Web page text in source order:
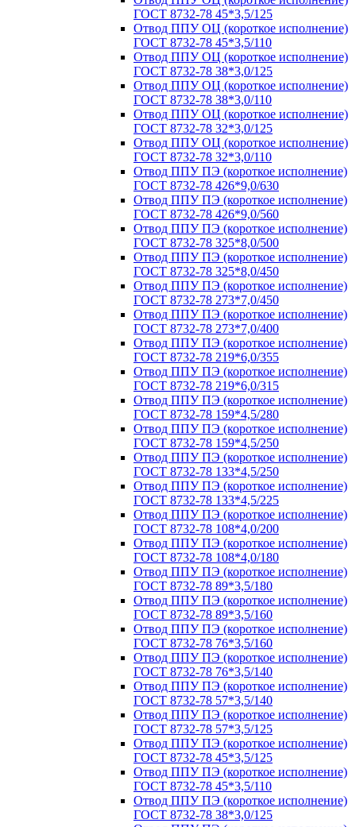
ГОСТ 8732-78 45*3,5/125
Отвод ППУ ОЦ (короткое исполнение)
ГОСТ 8732-78 45*3,5/110
Отвод ППУ ОЦ (короткое исполнение)
ГОСТ 8732-78 38*3,0/125
Отвод ППУ ОЦ (короткое исполнение)
ГОСТ 8732-78 38*3,0/110
Отвод ППУ ОЦ (короткое исполнение)
ГОСТ 8732-78 32*3,0/125
Отвод ППУ ОЦ (короткое исполнение)
ГОСТ 8732-78 32*3,0/110
Отвод ППУ ПЭ (короткое исполнение)
ГОСТ 8732-78 426*9,0/630
Отвод ППУ ПЭ (короткое исполнение)
ГОСТ 8732-78 426*9,0/560
Отвод ППУ ПЭ (короткое исполнение)
ГОСТ 8732-78 325*8,0/500
Отвод ППУ ПЭ (короткое исполнение)
ГОСТ 8732-78 325*8,0/450
Отвод ППУ ПЭ (короткое исполнение)
ГОСТ 8732-78 273*7,0/450
Отвод ППУ ПЭ (короткое исполнение)
ГОСТ 8732-78 273*7,0/400
Отвод ППУ ПЭ (короткое исполнение)
ГОСТ 8732-78 219*6,0/355
Отвод ППУ ПЭ (короткое исполнение)
ГОСТ 8732-78 219*6,0/315
Отвод ППУ ПЭ (короткое исполнение)
ГОСТ 8732-78 159*4,5/280
Отвод ППУ ПЭ (короткое исполнение)
ГОСТ 8732-78 159*4,5/250
Отвод ППУ ПЭ (короткое исполнение)
ГОСТ 8732-78 133*4,5/250
Отвод ППУ ПЭ (короткое исполнение)
ГОСТ 8732-78 133*4,5/225
Отвод ППУ ПЭ (короткое исполнение)
ГОСТ 8732-78 108*4,0/200
Отвод ППУ ПЭ (короткое исполнение)
ГОСТ 8732-78 108*4,0/180
Отвод ППУ ПЭ (короткое исполнение)
ГОСТ 8732-78 89*3,5/180
Отвод ППУ ПЭ (короткое исполнение)
ГОСТ 8732-78 89*3,5/160
Отвод ППУ ПЭ (короткое исполнение)
ГОСТ 8732-78 76*3,5/160
Отвод ППУ ПЭ (короткое исполнение)
ГОСТ 8732-78 76*3,5/140
Отвод ППУ ПЭ (короткое исполнение)
ГОСТ 8732-78 57*3,5/140
Отвод ППУ ПЭ (короткое исполнение)
ГОСТ 8732-78 57*3,5/125
Отвод ППУ ПЭ (короткое исполнение)
ГОСТ 8732-78 45*3,5/125
Отвод ППУ ПЭ (короткое исполнение)
ГОСТ 8732-78 45*3,5/110
Отвод ППУ ПЭ (короткое исполнение)
ГОСТ 8732-78 38*3,0/125